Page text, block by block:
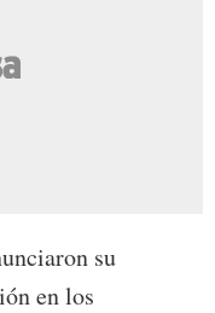
su
en los